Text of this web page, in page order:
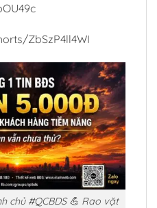
ZbSzP4ll4WI
chủ #QCBDS 💪 Rao vặt